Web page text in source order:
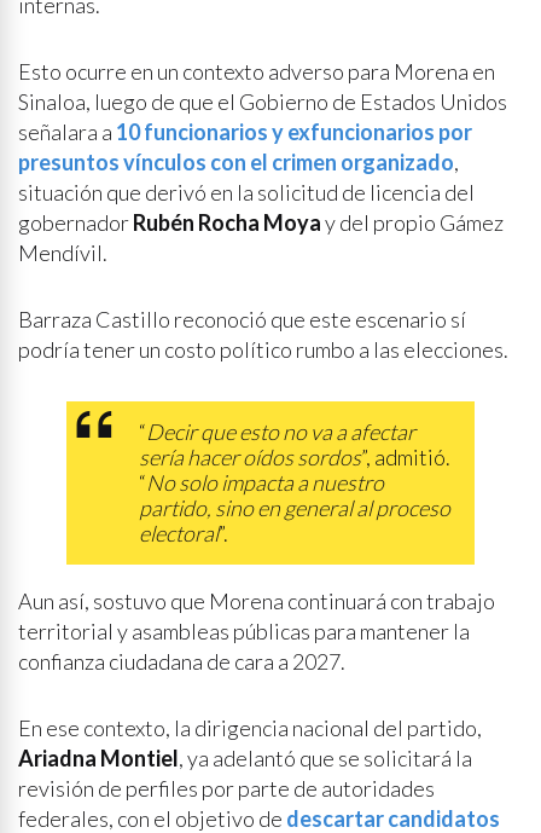
Esto ocurre en un contexto adverso para Morena en
Sinaloa, luego de que el Gobierno de Estados Unidos
señalara a 10 funcionarios y exfuncionarios por
presuntos vínculos con el crimen organizado,
situación que derivó en la solicitud de licencia del
gobernadorRubén Rocha Moyay del propio Gámez
Mendívil.
Barraza Castillo reconoció que este escenario sí
podría tener un costo político rumbo a las elecciones.
“Decir que esto no va a afectar
sería hacer oídos sordos”, admitió.
“No solo impacta a nuestro
partido, sino en general al proceso
electoral”.
Aun así, sostuvo que Morena continuará con trabajo
territorial y asambleas públicas para mantener la
confianza ciudadana de cara a 2027.
En ese contexto, la dirigencia nacional del partido,
Ariadna Montiel, ya adelantó que se solicitará la
revisión de perfiles por parte de autoridades
federales, con el objetivo de descartar candidatos